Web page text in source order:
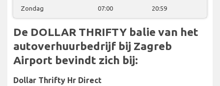
Zondag 07:00 20:59
De DOLLAR THRIFTY balie van het
autoverhuurbedrijf bij Zagreb
Airport bevindt zich bij:
Dollar Thrifty Hr Direct